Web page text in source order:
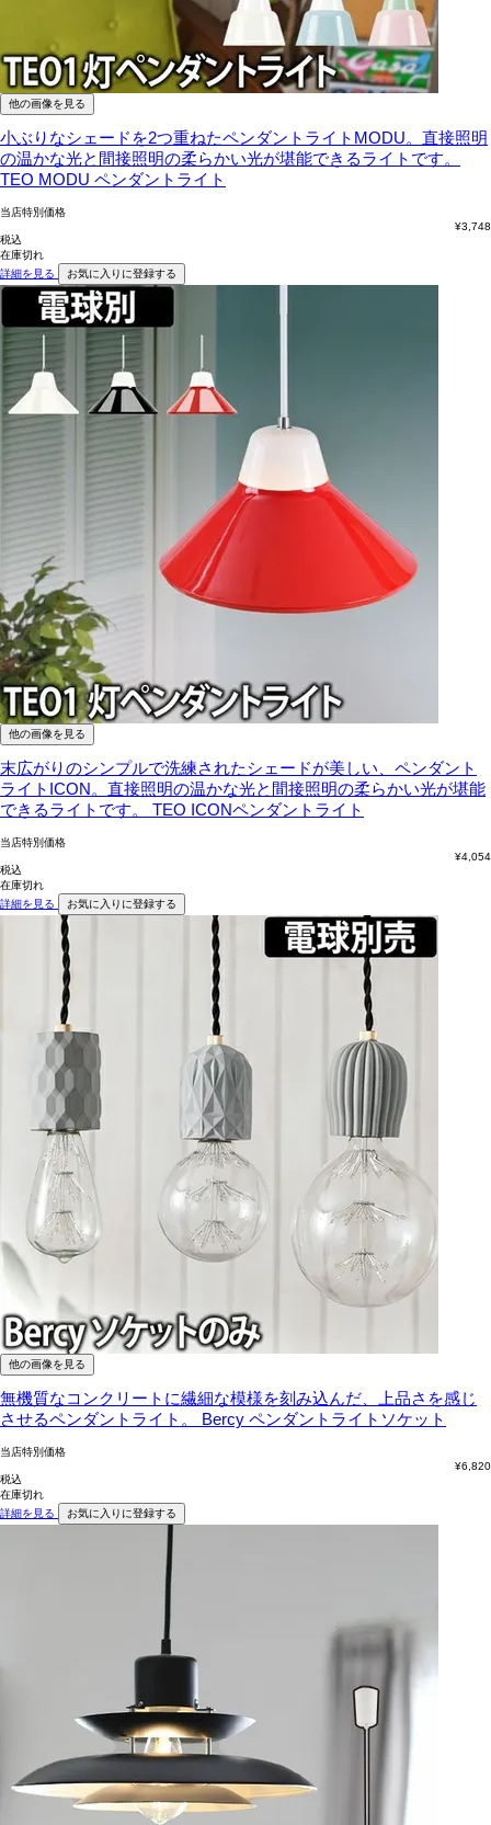
他の画像を見る
小ぶりなシェードを2つ重ねたペンダントライトMODU。直接照明
の温かな光と間接照明の柔らかい光が堪能できるライトです。
TEO MODU ペンダントライト
当店特別価格
¥3,748
税込
在庫切れ
詳細を見る
お気に入りに登録する
他の画像を見る
末広がりのシンプルで洗練されたシェードが美しい、ペンダント
ライトICON。直接照明の温かな光と間接照明の柔らかい光が堪能
できるライトです。
TEO ICONペンダントライト
当店特別価格
¥4,054
税込
在庫切れ
詳細を見る
お気に入りに登録する
他の画像を見る
無機質なコンクリートに繊細な模様を刻み込んだ、上品さを感じ
させるペンダントライト。
Bercy ペンダントライトソケット
当店特別価格
¥6,820
税込
在庫切れ
詳細を見る
お気に入りに登録する